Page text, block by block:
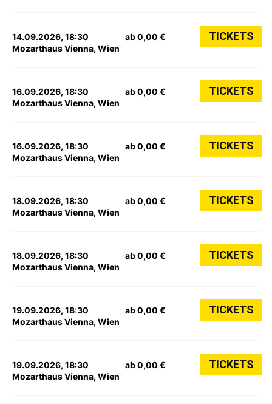
14.09.2026, 18:30
Mozarthaus Vienna, Wien
ab 0,00 € TICKETS
16.09.2026, 18:30
Mozarthaus Vienna, Wien
ab 0,00 € TICKETS
16.09.2026, 18:30
Mozarthaus Vienna, Wien
ab 0,00 € TICKETS
18.09.2026, 18:30
Mozarthaus Vienna, Wien
ab 0,00 € TICKETS
18.09.2026, 18:30
Mozarthaus Vienna, Wien
ab 0,00 € TICKETS
19.09.2026, 18:30
Mozarthaus Vienna, Wien
ab 0,00 € TICKETS
19.09.2026, 18:30
Mozarthaus Vienna, Wien
ab 0,00 € TICKETS